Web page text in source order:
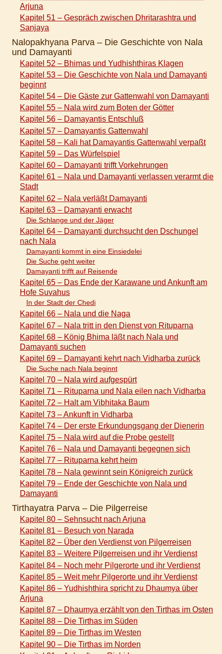
Arjuna
Kapitel 51 – Gespräch zwischen Dhritarashtra und
Sanjaya
Nalopakhyana Parva – Die Geschichte von Nala
und Damayanti
Kapitel 52 – Bhimas und Yudhishthiras Klagen
Kapitel 53 – Die Geschichte von Nala und Damayanti
beginnt
Kapitel 54 – Die Gäste zur Gattenwahl von Damayanti
Kapitel 55 – Nala wird zum Boten der Götter
Kapitel 56 – Damayantis Entschluß
Kapitel 57 – Damayantis Gattenwahl
Kapitel 58 – Kali hat Damayantis Gattenwahl verpaßt
Kapitel 59 – Das Würfelspiel
Kapitel 60 – Damayanti trifft Vorkehrungen
Kapitel 61 – Nala und Damayanti verlassen verarmt die
Stadt
Kapitel 62 – Nala verläßt Damayanti
Kapitel 63 – Damayanti erwacht
Die Schlange und der Jäger
Kapitel 64 – Damayanti durchsucht den Dschungel
nach Nala
Damayanti kommt in eine Einsiedelei
Die Suche geht weiter
Damayanti trifft auf Reisende
Kapitel 65 – Das Ende der Karawane und Ankunft am
Hofe Suvahus
In der Stadt der Chedi
Kapitel 66 – Nala und die Naga
Kapitel 67 – Nala tritt in den Dienst von Rituparna
Kapitel 68 – König Bhima läßt nach Nala und
Damayanti suchen
Kapitel 69 – Damayanti kehrt nach Vidharba zurück
Die Suche nach Nala beginnt
Kapitel 70 – Nala wird aufgespürt
Kapitel 71 – Rituparna und Nala eilen nach Vidharba
Kapitel 72 – Halt am Vibhitaka Baum
Kapitel 73 – Ankunft in Vidharba
Kapitel 74 – Der erste Erkundungsgang der Dienerin
Kapitel 75 – Nala wird auf die Probe gestellt
Kapitel 76 – Nala und Damayanti begegnen sich
Kapitel 77 – Rituparna kehrt heim
Kapitel 78 – Nala gewinnt sein Königreich zurück
Kapitel 79 – Ende der Geschichte von Nala und
Damayanti
Tirthayatra Parva – Die Pilgerreise
Kapitel 80 – Sehnsucht nach Arjuna
Kapitel 81 – Besuch von Narada
Kapitel 82 – Über den Verdienst von Pilgerreisen
Kapitel 83 – Weitere Pilgerreisen und ihr Verdienst
Kapitel 84 – Noch mehr Pilgerorte und ihr Verdienst
Kapitel 85 – Weit mehr Pilgerorte und ihr Verdienst
Kapitel 86 – Yudhishthira spricht zu Dhaumya über
Arjuna
Kapitel 87 – Dhaumya erzählt von den Tirthas im Osten
Kapitel 88 – Die Tirthas im Süden
Kapitel 89 – Die Tirthas im Westen
Kapitel 90 – Die Tirthas im Norden